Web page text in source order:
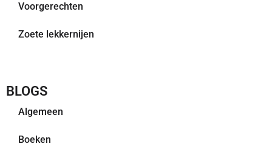
Voorgerechten
Zoete lekkernijen
BLOGS
Algemeen
Boeken